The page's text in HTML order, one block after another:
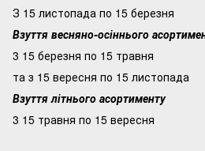
З 15 листопада по 15 березня
Взуття весняно-осіннього
3 15 березня по 15 травня
та з 15 вересня по 15 листопада
Взуття літнього асортименту
3 15 травня по 15 вересня